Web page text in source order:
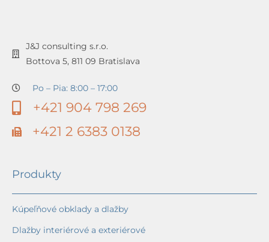
J&J consulting s.r.o.
Bottova 5, 811 09 Bratislava
Po – Pia: 8:00 – 17:00
+421 904 798 269
+421 2 6383 0138
Produkty
Kúpeľňové obklady a dlažby
Dlažby interiérové a exteriérové